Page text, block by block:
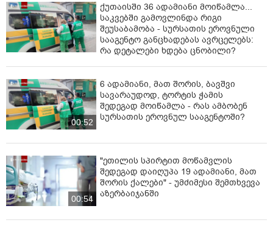
ქუთაისში 36 ადამიანი მოიწამლა...
საკვებში გამოვლინდა რიგი
შეუსაბამობა - სურსათის ეროვნული
სააგენტო განცხადებას ავრცელებს:
რა დეტალები ხდება ცნობილი?
00:52
6 ადამიანი, მათ შორის, ბავშვი
სავარაუდოდ, ტორტის ჭამის
შედეგად მოიწამლა - რას ამბობენ
სურსათის ეროვნულ სააგენტოში?
00:54
"ეთილის სპირტით მოწამვლის
შედეგად დაიღუპა 19 ადამიანი, მათ
შორის ქალები" - უმძიმესი შემთხვევა
აზერბაიჯანში